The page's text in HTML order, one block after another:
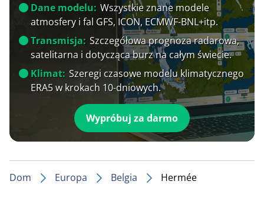
Dane modelu: Wszystkie znane modele
atmosfery i fal GFS, ICON, ECMWF-BNL+itp.
Transmisja: Szczegółowa prognoza radarowa,
satelitarna i dotycząca burz na całym świecie.
Klimat: Szeregi czasowe modelu klimatycznego
ERA5 w krokach 10-dniowych.
Wypróbuj za darmo
Dom Europa Belgia Hermée